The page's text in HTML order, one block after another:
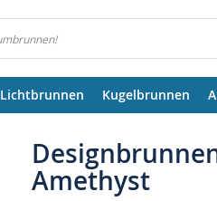
Lichtbrunnen Kugelbrunnen
Amethyst